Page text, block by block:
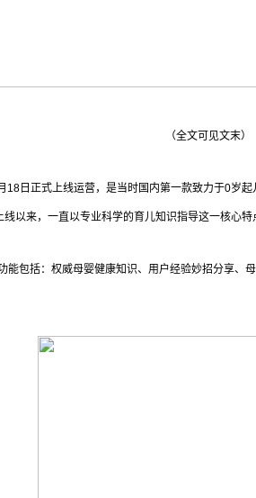
（全文可见文末）
18日正式上线运营，是当时国内第一款致力于0岁
以来，一直以专业科学的育儿知识指导这一核心特
能包括：权威母婴健康知识、用户经验妙招分享、